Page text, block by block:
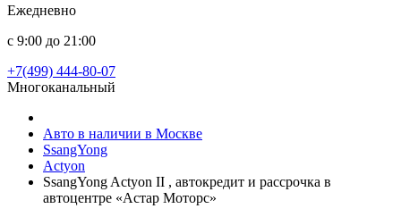
Ежедневно
с 9:00 до 21:00
+7(499) 444-80-07
Многоканальный
Авто в наличии в Москве
SsangYong
Actyon
SsangYong Actyon II , автокредит и рассрочка в
автоцентре «Астар Моторс»